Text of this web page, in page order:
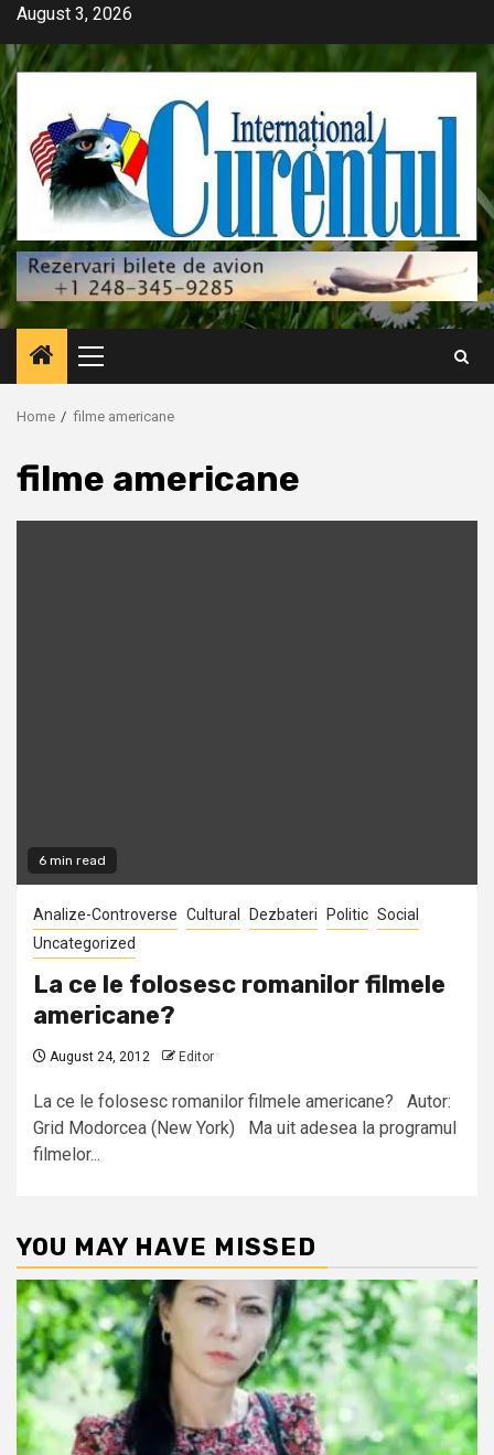
Skip
content
August 3, 2026
Primary
Menu
Home filme americane
filme americane
6 min read
Analize-Controverse Cultural Dezbateri Politic Social
Uncategorized
La ce le folosesc romanilor filmele
americane?
August 24, 2012 Editor
La ce le folosesc romanilor filmele americane? Autor:
Grid Modorcea (New York) Ma uit adesea la programul
filmelor...
YOU MAY HAVE MISSED